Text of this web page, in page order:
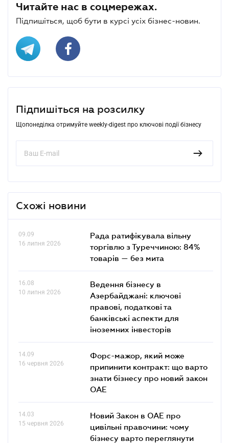
Читайте нас в соцмережах.
Підпишіться, щоб бути в курсі усіх бізнес-новин.
Підпишіться на розсилку
Щопонеділка отримуйте weekly-digest про ключові події бізнесу
Схожі новини
09.09
16 липня 2026
Рада ратифікувала вільну
торгівлю з Туреччиною: 84%
товарів — без мита
16.08
10 липня 2026
Ведення бізнесу в
Азербайджані: ключові
правові, податкові та
банківські аcпекти для
іноземних інвесторів
14.09
16 червня 2026
Форс-мажор, який може
припинити контракт: що варто
знати бізнесу про новий закон
ОАЕ
14.03
15 червня 2026
Новий Закон в ОАЕ про
цивільні правочини: чому
бізнесу варто переглянути